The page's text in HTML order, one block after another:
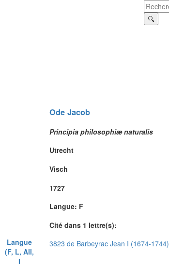
Langue
(F, L, All,
I
Ode Jacob
Principia philosophiæ naturalis
Utrecht
Visch
1727
Langue: F
Cité dans 1 lettre(s):
3823 de Barbeyrac Jean I (1674-1744)